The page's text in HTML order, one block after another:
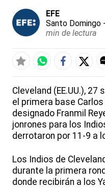
EFE
Santo Domingo
min de lectura
Cleveland (EE.UU.), 27
el primera base
designado Franmil
jonrones para los
derrotaron por 11-9 a
Los Indios de
durante la primera
donde recibirán a los